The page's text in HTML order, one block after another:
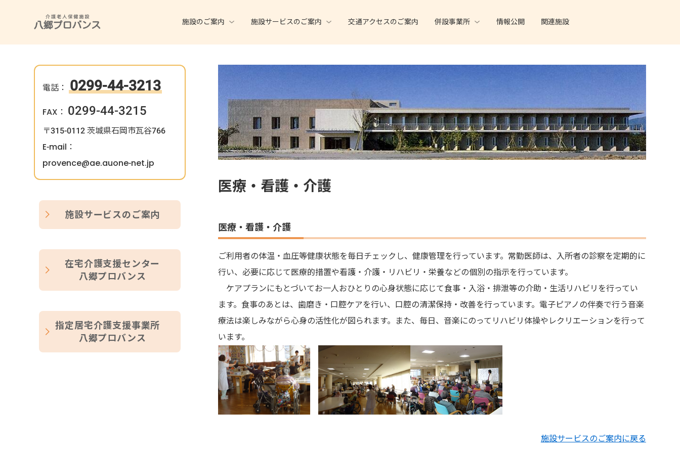
施設のご案内 施設サービスのご案内 交通アクセスのご案内 併設事業所 情報公開 関連施設
医療・看護・介護
医療・看護・介護
ご利用者の体温・血圧等健康状態を毎日チェックし、健康管理を行っています。常勤医師は、入所者の診察を定期的に
行い、必要に応じて医療的措置や看護・介護・リハビリ・栄養などの個別の指示を行っています。
ケアプランにもとづいてお一人おひとりの心身状態に応じて食事・入浴・排泄等の介助・生活リハビリを行ってい
ます。食事のあとは、歯磨き・口腔ケアを行い、口腔の清潔保持・改善を行っています。電子ピアノの伴奏で行う音楽
療法は楽しみながら心身の活性化が図られます。また、毎日、音楽にのってリハビリ体操やレクリエーションを行って
います。
施設サービスのご案内に戻る
電話：0299-44-3213
FAX： 0299-44-3215
〒315-0112 茨城県石岡市瓦谷766
E-mail：
provence@ae.auone-net.jp
施設サービスのご案内
在宅介護支援センター
八郷プロバンス
指定居宅介護支援事業所
八郷プロバンス